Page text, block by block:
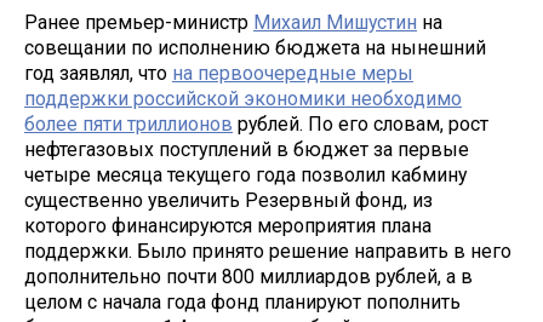
Ранее премьер-министр Михаил Мишустин на
совещании по исполнению бюджета на нынешний
год заявлял, что на первоочередные меры
поддержки российской экономики необходимо
более пяти триллионов рублей. По его словам, рост
нефтегазовых поступлений в бюджет за первые
четыре месяца текущего года позволил кабмину
существенно увеличить Резервный фонд, из
которого финансируются мероприятия плана
поддержки. Было принято решение направить в него
дополнительно почти 800 миллиардов рублей, а в
целом с начала года фонд планируют пополнить